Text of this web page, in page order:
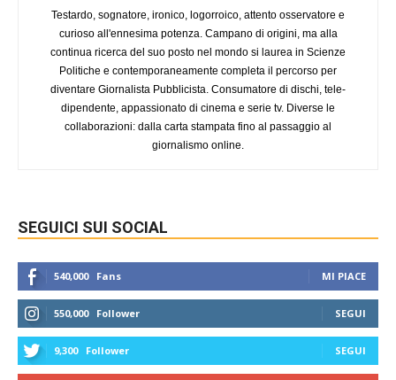
Testardo, sognatore, ironico, logorroico, attento osservatore e
curioso all'ennesima potenza. Campano di origini, ma alla
continua ricerca del suo posto nel mondo si laurea in Scienze
Politiche e contemporaneamente completa il percorso per
diventare Giornalista Pubblicista. Consumatore di dischi, tele-
dipendente, appassionato di cinema e serie tv. Diverse le
collaborazioni: dalla carta stampata fino al passaggio al
giornalismo online.
SEGUICI SUI SOCIAL
540,000 Fans MI PIACE
550,000 Follower SEGUI
9,300 Follower SEGUI